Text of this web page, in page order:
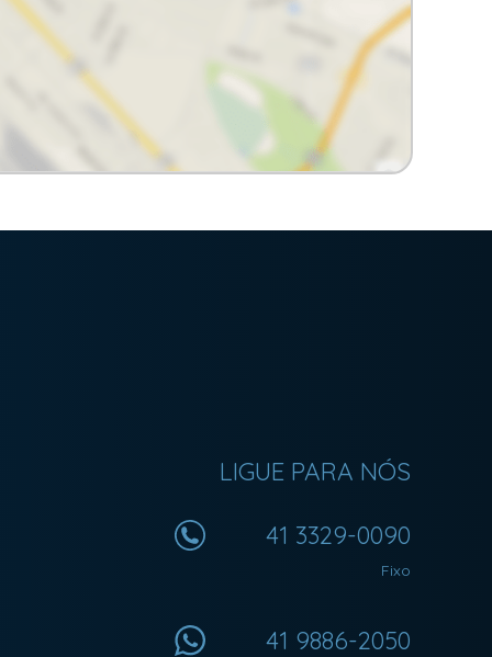
LIGUE PARA NÓS
41 3329-0090
Fixo
41 9886-2050